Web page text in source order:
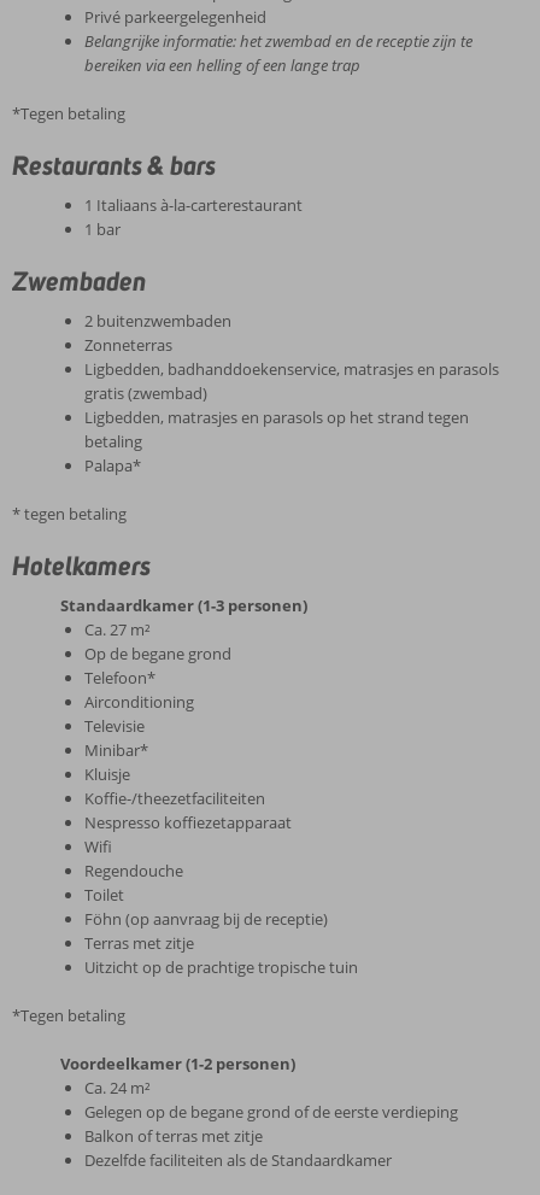
Privé parkeergelegenheid
Belangrijke informatie: het zwembad en de receptie zijn te
bereiken via een helling of een lange trap
*Tegen betaling
Restaurants & bars
1 Italiaans à-la-carterestaurant
1 bar
Zwembaden
2 buitenzwembaden
Zonneterras
Ligbedden, badhanddoekenservice, matrasjes en parasols
gratis (zwembad)
Ligbedden, matrasjes en parasols op het strand tegen
betaling
Palapa*
* tegen betaling
Hotelkamers
Standaardkamer (1-3 personen)
Ca. 27 m²
Op de begane grond
Telefoon*
Airconditioning
Televisie
Minibar*
Kluisje
Koffie-/theezetfaciliteiten
Nespresso koffiezetapparaat
Wifi
Regendouche
Toilet
Föhn (op aanvraag bij de receptie)
Terras met zitje
Uitzicht op de prachtige tropische tuin
*Tegen betaling
Voordeelkamer (1-2 personen)
Ca. 24 m²
Gelegen op de begane grond of de eerste verdieping
Balkon of terras met zitje
Dezelfde faciliteiten als de Standaardkamer